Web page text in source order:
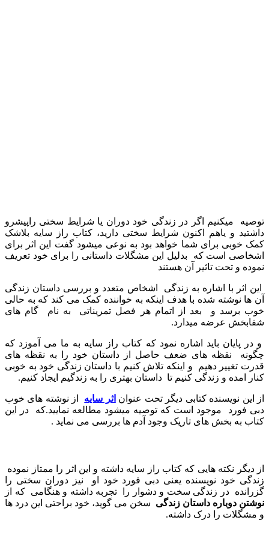
توصیه میکنیم اگر در زندگی خود دوران یا شرایط سختی راپیشرو
داشتید و یاهم اکنون شرایط سختی دارید، کتاب راز سایه بلاشک
کمک خوبی برای شما خواهد بود به نوعی میشود گفت این اثر برای
اشخاصی است که بدلیل این مشگلات داستانی را برای خود تعریف
نموده و تحت تاثیر آن هستند
این اثر با اشاره به زندگی اشخاص متعدد و بررسی داستان زندگی
آن ها نوشته شده با هدف اینکه به خواننده کمک می کند که به حالی
خوب برسد و بعد از اتمام هر فصل تمریناتی به نام گام های
شفابخش عرضه میدارد.
و در پایان باید اشاره نمود که کتاب راز سایه به ما می آموزد که
چگونه نقظه های ضعف حاصل از داستان خود را به نقظه های
قدرت تغییر دهیم و اینکه تلاش کنیم با داستان زندگی خود به خوبی
کنار امده و زندگی کنیم تا داستان بهتری را به زندگیم ایجاد کنیم.
از این نویسنده کتابی دیگر تحت عنوان اثر سایه
از نوشته های خوب
دبی فورد موجود است که توصیه میشود مطالعه نمایید.که در این
کتاب به بخش های تاریک وجود آدم ها بررسی می نماید .
از دیگر نکته هایی که کتاب راز سایه داشته و این اثر را ممتاز نموده
زندگی خود نویسنده یعنی دبی فورد خود او نیز دوران سختی را
گزرانده در زندگی سخت و دشوار را تجربه داشته و هنگامی که از
نوشتن دوباره داستان زندگی سخن می گوید، خود براحتی این درد ها
و مشگلات را درک داشته.